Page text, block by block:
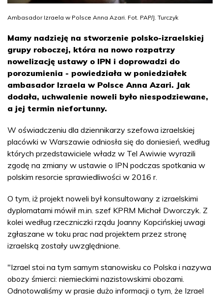
Ambasador Izraela w Polsce Anna Azari. Fot. PAP/J. Turczyk
Mamy nadzieję na stworzenie polsko-izraelskiej
grupy roboczej, która na nowo rozpatrzy
nowelizację ustawy o IPN i doprowadzi do
porozumienia - powiedziała w poniedziałek
ambasador Izraela w Polsce Anna Azari. Jak
dodała, uchwalenie noweli było niespodziewane,
a jej termin niefortunny.
W oświadczeniu dla dziennikarzy szefowa izraelskiej
placówki w Warszawie odniosła się do doniesień, według
których przedstawiciele władz w Tel Awiwie wyrazili
zgodę na zmiany w ustawie o IPN podczas spotkania w
polskim resorcie sprawiedliwości w 2016 r.
O tym, iż projekt noweli był konsultowany z izraelskimi
dyplomatami mówił m.in. szef KPRM Michał Dworczyk. Z
kolei według rzeczniczki rządu Joanny Kopcińskiej uwagi
zgłaszane w toku prac nad projektem przez stronę
izraelską zostały uwzględnione.
"Izrael stoi na tym samym stanowisku co Polska i nazywa
obozy śmierci: niemieckimi nazistowskimi obozami.
Odnotowaliśmy w prasie dużo informacji o tym, że Izrael